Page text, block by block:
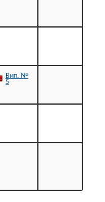
Вип. №
5